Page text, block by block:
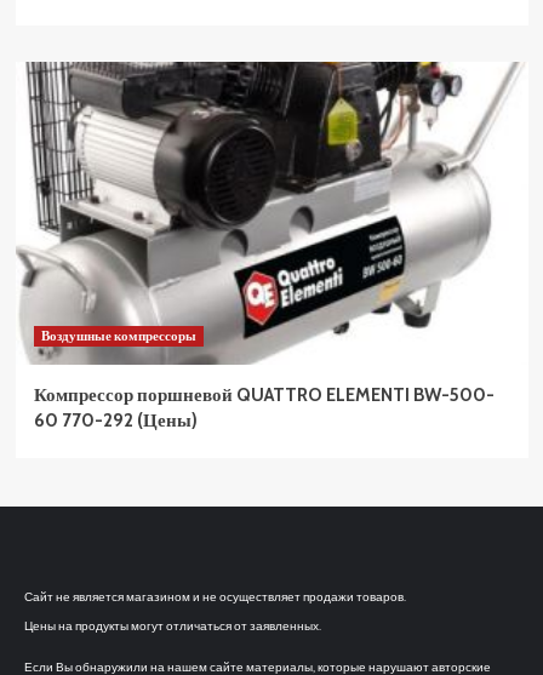
Воздушные компрессоры
Компрессор поршневой QUATTRO ELEMENTI BW-500-
60 770-292 (Цены)
Сайт не является магазином и не осуществляет продажи товаров.
Цены на продукты могут отличаться от заявленных.
Если Вы обнаружили на нашем сайте материалы, которые нарушают авторские